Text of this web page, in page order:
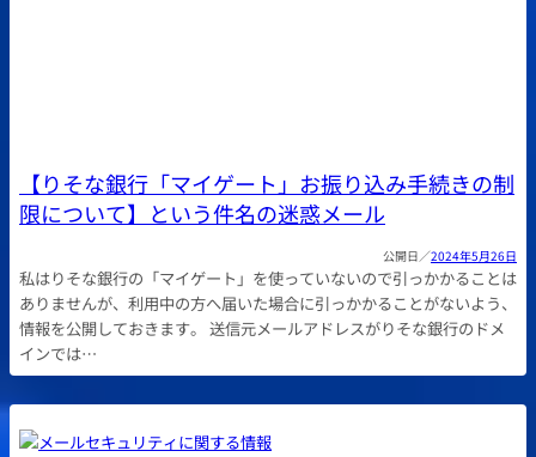
【りそな銀行「マイゲート」お振り込み手続きの制
限について】という件名の迷惑メール
2024年5月26日
私はりそな銀行の「マイゲート」を使っていないので引っかかることは
ありませんが、利用中の方へ届いた場合に引っかかることがないよう、
情報を公開しておきます。 送信元メールアドレスがりそな銀行のドメ
インでは…